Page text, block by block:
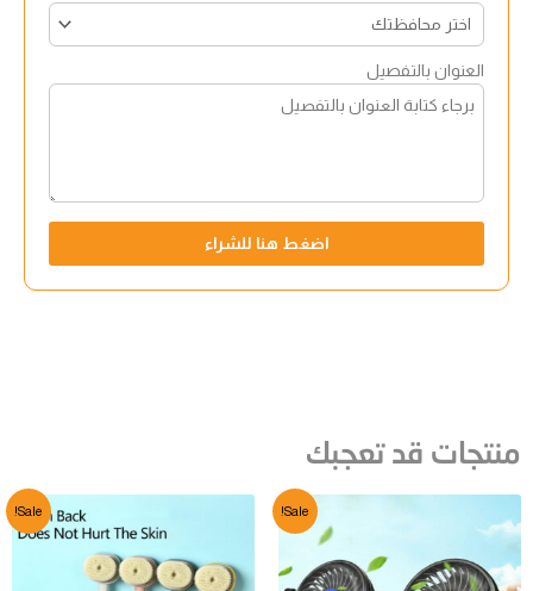
العنوان بالتفصيل
اضغط هنا للشراء
منتجات قد تعجبك
Sale!
Sale!